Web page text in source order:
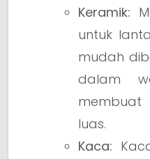
Keramik:
untuk
mudah
dalam
membuat
luas.
Kaca: